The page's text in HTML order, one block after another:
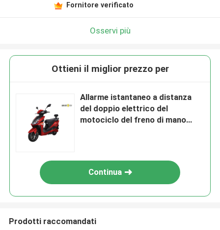
Fornitore verificato
Osservi più
Ottieni il miglior prezzo per
Allarme istantaneo a distanza
del doppio elettrico del
motociclo del freno di mano
Continua
Prodotti raccomandati